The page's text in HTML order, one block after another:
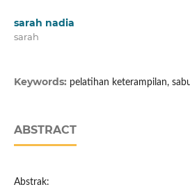
sarah nadia
sarah
Keywords: pelatihan keterampilan,
ABSTRACT
Abstrak: